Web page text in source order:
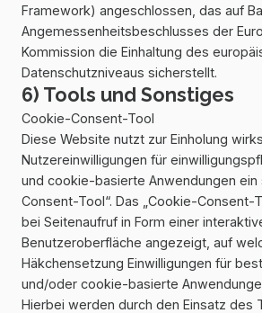
Framework) angeschlossen, das auf
Angemessenheitsbeschlusses der
Kommission die Einhaltung des
Datenschutzniveaus sicherstellt.
6) Tools und Sonstiges
Cookie-Consent-Tool
Diese Website nutzt zur Einholung
Nutzereinwilligungen für
und cookie-basierte Anwendungen ein
Consent-Tool“. Das „Cookie-Consent-
bei Seitenaufruf in Form einer
Benutzeroberfläche angezeigt, auf
Häkchensetzung Einwilligungen für
und/oder cookie-basierte
Hierbei werden durch den Einsatz des